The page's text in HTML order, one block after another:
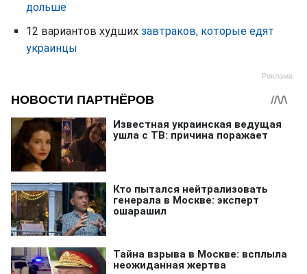
дольше
12 вариантов худших завтраков, которые едят
украинцы